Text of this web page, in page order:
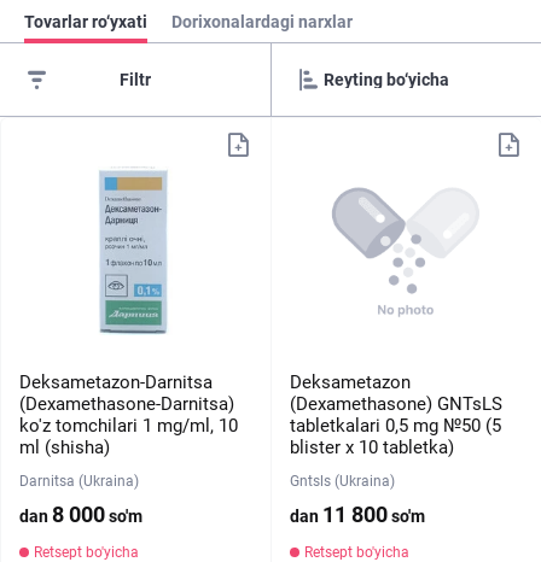
Tovarlar ro‘yxati Dorixonalardagi narxlar
Filtr
Deksametazon-Darnitsa
(Dexamethasone-Darnitsa)
ko'z tomchilari 1 mg/ml, 10
ml (shisha)
Darnitsa (Ukraina)
dan8 000so'm
Retsept bo'yicha
Deksametazon
(Dexamethasone) GNTsLS
tabletkalari 0,5 mg №50 (5
blister х 10 tabletka)
Gntsls (Ukraina)
dan 11 800so'm
Retsept bo'yicha